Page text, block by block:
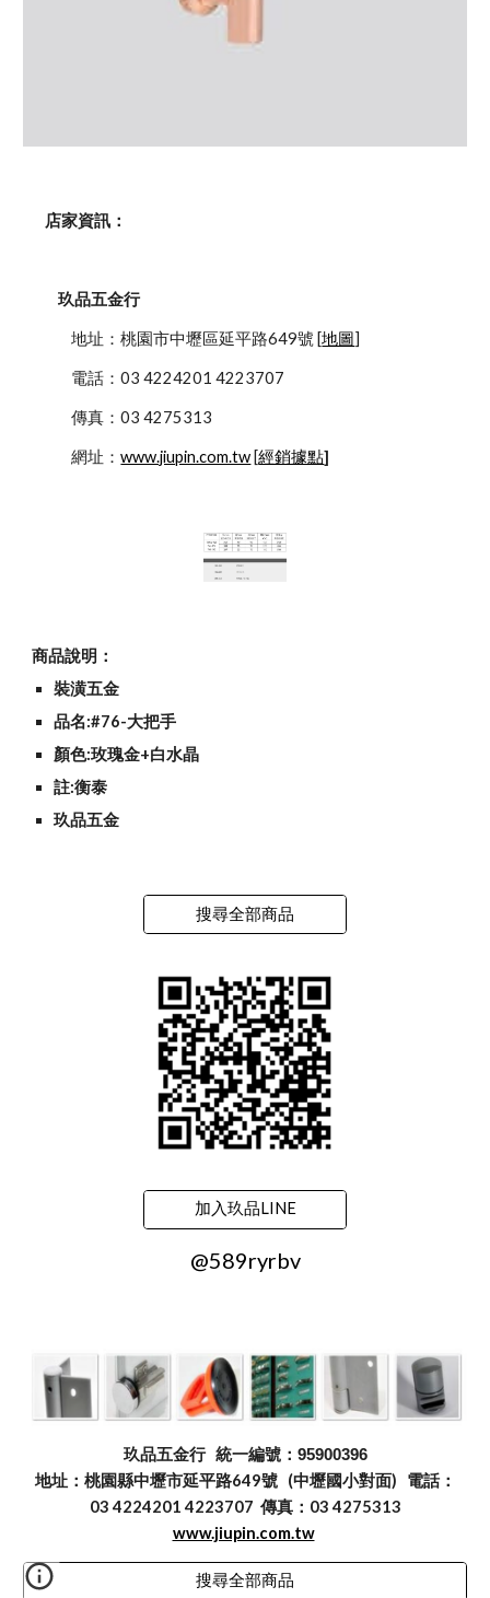
    店家資訊：
玖品五金行
            地址：桃園市中壢區延平路649號 [
地圖]
            電話：03 4224201 4223707
            傳真：03 4275313
            網址：
www.jiupin.com.tw [經銷據點]
商品說明：
裝潢五金
品名:#76-大把手
顏色:玫瑰金+白水晶
註:衡泰
玖品五金
搜尋全部商品
加入玖品LINE
@589ryrbv
玖品五金行 統一編號：95900396
地址：桃園縣中壢市延平路649號 (中壢國小對面) 電話：
03 4224201 4223707 傳真：03 4275313
www.jiupin.com.tw
搜尋全部商品